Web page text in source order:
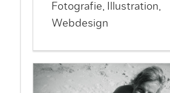
Fotografie, Illustration,
Webdesign